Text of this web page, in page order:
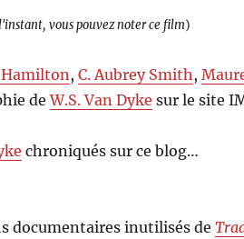
vous pouvez noter ce film)
,C. Aubrey Smith ,
deW.S. Van Dyke sur le site
chroniqués sur ce blog…
documentaires inutilisés de